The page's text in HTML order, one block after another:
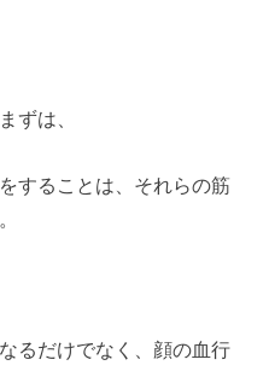
ずは、
することは、それらの筋
るだけでなく、顔の血行